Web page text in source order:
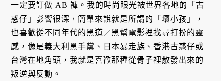
一定要訂做 AB 褲。我的時尚眼光被世界各地的「古
惑仔」影響很深，簡單來說就是所謂的「壞小孩」，
也喜歡從不同年代的黑道／黑幫電影裡找尋打扮的靈
感，像是義大利黑手黨、日本暴走族、香港古惑仔或
台灣在地角頭，我就是喜歡那種從骨子裡散發出來的
叛逆與反動。